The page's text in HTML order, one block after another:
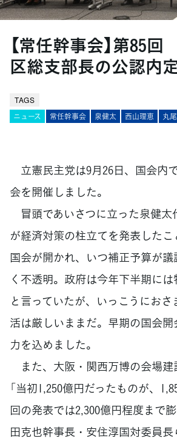
【常任幹事会】第85
区総支部長の公認内
TAGS
ニュース 常任幹事会 泉健太 西山理恵 丸
立憲民主党は9月26日、国会内
会を開催しました。
冒頭であいさつに立った泉健太
が経済対策の柱立てを発表したこ
国会が開かれ、いつ補正予算が
く不透明。政府は今年下半期に
と言っていたが、いっこうにお
活は厳しいままだ。早期の国会開
力を込めました。
また、大阪・関西万博の会場建
「当初1,250億円だったものが、
回の発表では2,300億円程度まで
田克也幹事長・安住淳国対委員